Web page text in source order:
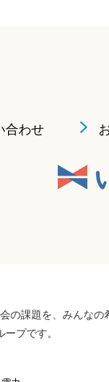
合わせ
の課題を、みんなの
プです。